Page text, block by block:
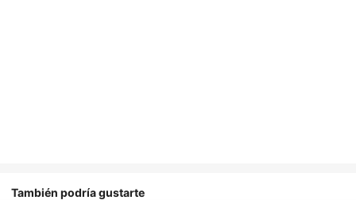
También podría gustarte